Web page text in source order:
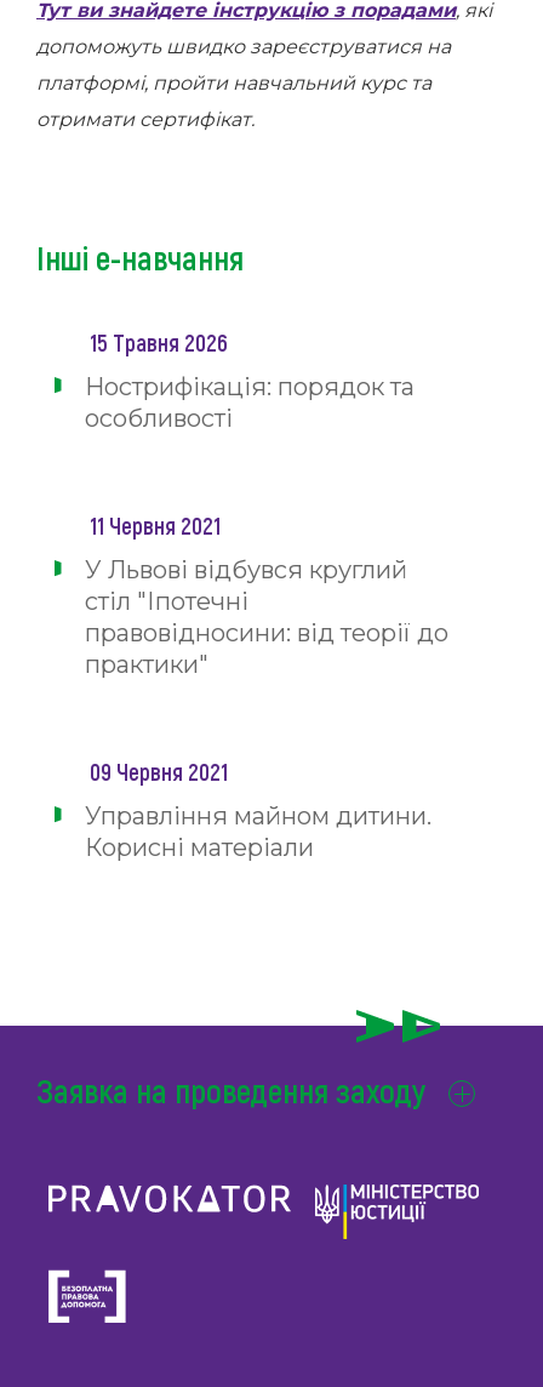
Тут ви знайдете інструкцію з порадами, які
допоможуть швидко зареєструватися на
платформі, пройти навчальний курс та
отримати сертифікат.
Інші е-навчання
15 Травня 2026
Нострифікація: порядок та
особливості
11 Червня 2021
У Львові відбувся круглий
стіл "Іпотечні
правовідносини: від теорії до
практики"
09 Червня 2021
Управління майном дитини.
Корисні матеріали
Заявка на проведення заходу